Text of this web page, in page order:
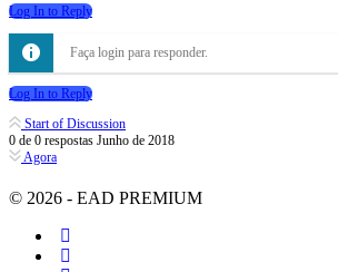
Log In to Reply
Faça login para responder.
Log In to Reply
Start of Discussion
0 de 0 respostas Junho de 2018
Agora
© 2026 - EAD PREMIUM